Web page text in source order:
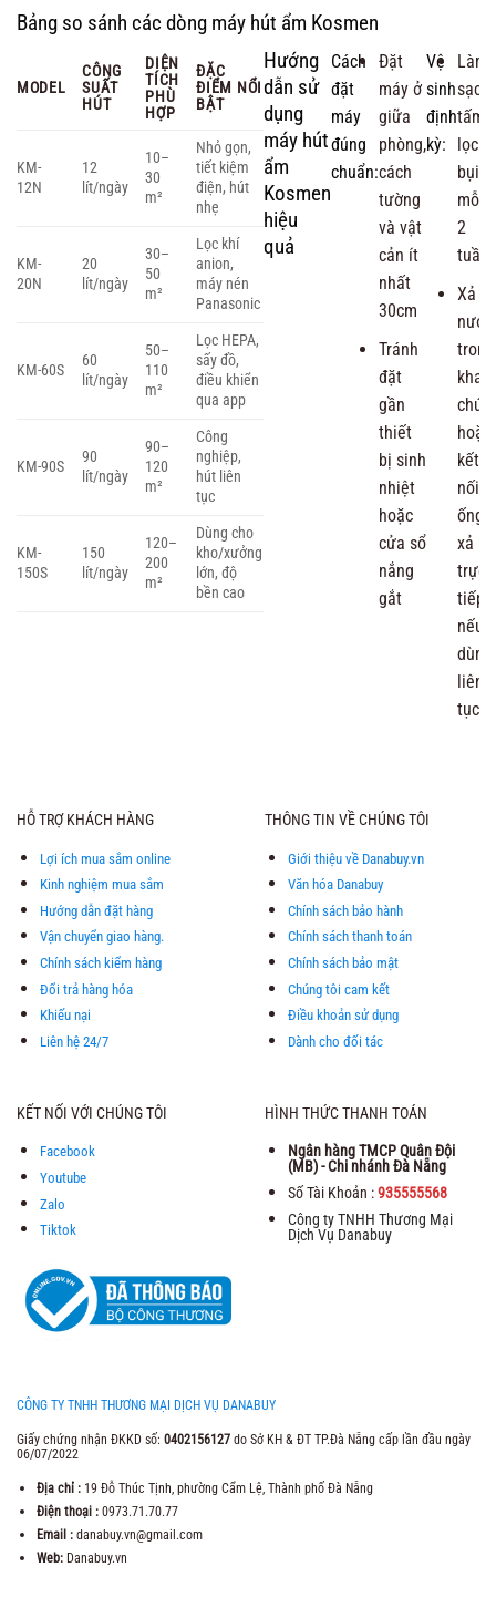
Bảng so sánh các dòng máy hút ẩm Kosmen
MODEL
CÔNG
SUẤT
HÚT
DIỆN
TÍCH
PHÙ
HỢP
ĐẶC
ĐIỂM NỔI
BẬT
KM-
12N
12
lít/ngày
10–
30
m²
Nhỏ gọn,
tiết kiệm
điện, hút
nhẹ
KM-
20N
20
lít/ngày
30–
50
m²
Lọc khí
anion,
máy nén
Panasonic
KM-60S
60
lít/ngày
50–
110
m²
Lọc HEPA,
sấy đồ,
điều khiển
qua app
KM-90S
90
lít/ngày
90–
120
m²
Công
nghiệp,
hút liên
tục
KM-
150S
150
lít/ngày
120–
200
m²
Dùng cho
kho/xưởng
lớn, độ
bền cao
Hướng
dẫn sử
dụng
máy hút
ẩm
Kosmen
hiệu
quả
Cách
đặt
máy
đúng
chuẩn:
Đặt
máy ở
giữa
phòng,
cách
tường
và vật
cản ít
nhất
30cm
Tránh
đặt
gần
thiết
bị sinh
nhiệt
hoặc
cửa sổ
nắng
gắt
Vệ
sinh
định
kỳ:
Làm
sạch
tấm
lọc
bụi
mỗi
2
tuần
Xả
nước
trong
khay
chứa
hoặc
kết
nối
ống
xả
trực
tiếp
nếu
dùng
liên
tục
HỖ TRỢ KHÁCH HÀNG
Lợi ích mua sắm online
Kinh nghiệm mua sắm
Hướng dẫn đặt hàng
Vận chuyển giao hàng.
Chính sách kiểm hàng
Đổi trả hàng hóa
Khiếu nại
Liên hệ 24/7
THÔNG TIN VỀ CHÚNG TÔI
Giới thiệu về Danabuy.vn
Văn hóa Danabuy
Chính sách bảo hành
Chính sách thanh toán
Chính sách bảo mật
Chúng tôi cam kết
Điều khoản sử dụng
Dành cho đối tác
KẾT NỐI VỚI CHÚNG TÔI
Facebook
Youtube
Zalo
Tiktok
HÌNH THỨC THANH TOÁN
Ngân hàng TMCP Quân Đội
(MB) - Chi nhánh Đà Nẵng
Số Tài Khoản :935555568
Công ty TNHH Thương Mại
Dịch Vụ Danabuy
CÔNG TY TNHH THƯƠNG MẠI DỊCH VỤ DANABUY
Giấy chứng nhận ĐKKD số: 0402156127 do Sở KH & ĐT TP.Đà Nẵng cấp lần đầu ngày
06/07/2022
Địa chỉ :19 Đỗ Thúc Tịnh, phường Cẩm Lệ, Thành phố Đà Nẵng
Điện thoại :0973.71.70.77
Email : danabuy.vn@gmail.com
Web: Danabuy.vn